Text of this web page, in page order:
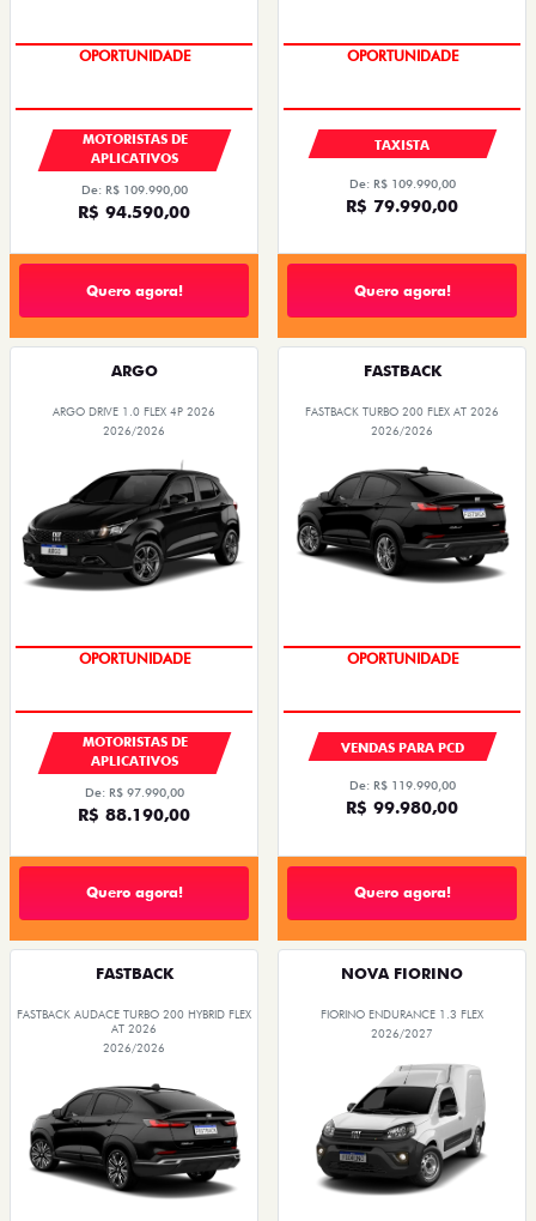
OPORTUNIDADE
MOTORISTAS DE
APLICATIVOS
De: R$ 109.990,00
R$ 94.590,00
Quero agora!
OPORTUNIDADE
TAXISTA
De: R$ 109.990,00
R$ 79.990,00
Quero agora!
ARGO
ARGO DRIVE 1.0 FLEX 4P 2026
2026/2026
OPORTUNIDADE
MOTORISTAS DE
APLICATIVOS
De: R$ 97.990,00
R$ 88.190,00
Quero agora!
FASTBACK
FASTBACK TURBO 200 FLEX AT 2026
2026/2026
OPORTUNIDADE
VENDAS PARA PCD
De: R$ 119.990,00
R$ 99.980,00
Quero agora!
FASTBACK
FASTBACK AUDACE TURBO 200 HYBRID FLEX
AT 2026
2026/2026
NOVA FIORINO
FIORINO ENDURANCE 1.3 FLEX
2026/2027